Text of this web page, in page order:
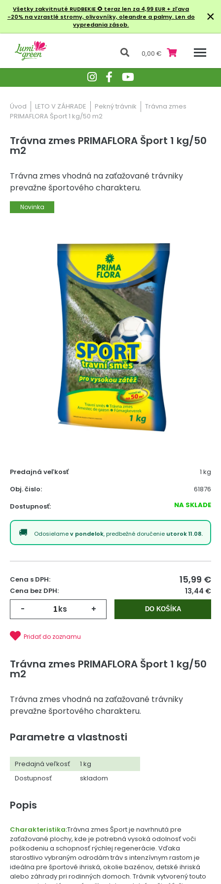
Všetky zakvitnuté RUDBEKIE🌻 teraz len za 4,99 EUR + zľava
-20% na vzrastlé stromy, olivovníky, oleandre a palmy. Len do
vypredania zásob.
×
0,00 €
Úvod LETO V ZÁHRADE Pekný trávnik
Trávna zmes
PRIMAFLORA Šport 1 kg/50 m2
Trávna zmes PRIMAFLORA Šport 1 kg/50
m2
Trávna zmes vhodná na zaťažované trávniky
prevažne športového charakteru.
Novinka
Predajná veľkosť
1 kg
Obj. čislo:
61876
Dostupnosť:
NA SKLADE
Odosielamev pondelok, predbežné doručenie utorok 11.08.
Cena s DPH: 15,99 €
Cena bez DPH: 13,44 €
- ks + DO KOŠÍKA
Pridať do zoznamu
Trávna zmes PRIMAFLORA Šport 1 kg/50
m2
Trávna zmes vhodná na zaťažované trávniky
prevažne športového charakteru.
Parametre a vlastnosti
Predajná veľkosť
1 kg
Dostupnosť
skladom
Popis
Charakteristika:Trávna zmes Šport je navrhnutá pre
zaťažované plochy, kde je potrebná vysoká odolnosť voči
poškodeniu a schopnosť rýchlej regenerácie. Vďaka
starostlivo vybraným odrodám tráv s intenzívnym rastom je
ideálna pre športové ihriská, okolie bazénov, detské ihriská
alebo záhrady pri rodinných domoch. Trávnik vytvorený touto